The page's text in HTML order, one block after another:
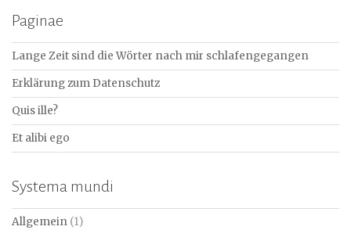
Paginae
Lange Zeit sind die Wörter nach mir schlafengegangen
Erklärung zum Datenschutz
Quis ille?
Et alibi ego
Systema mundi
Allgemein (1)